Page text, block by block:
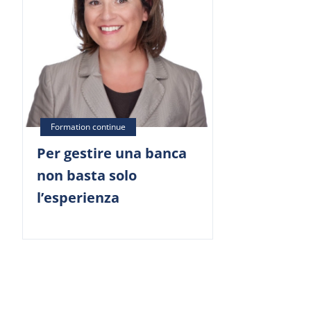
Per gestire una banca
non basta solo
l’esperienza